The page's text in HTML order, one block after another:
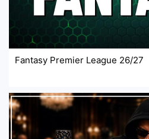
Fantasy Premier League 26/27